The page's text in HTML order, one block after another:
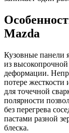
Mazda
Кузовные панели
из
деформации.
потере жесткости
для точечной
полярности
без перегрева
пастами разной
блеска.